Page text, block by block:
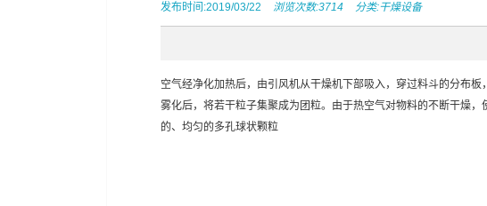
发布时间:2019/03/22 浏览次数:3714 分类:干燥设备
空气经净化加热后，由引风机从干燥机下部吸入，穿过料斗的分布
雾化后，将若干粒子集聚成为团粒。由于热空气对物料的不断干燥
的、均匀的多孔球状颗粒